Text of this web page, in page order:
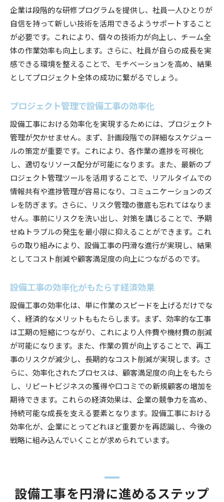
企業は段階的な研修プログラムを提供し、社員一人ひとりが
自信を持って新しい技術を活用できるようサポートすること
が必要です。これにより、個々の技術力が向上し、チーム全
体の作業効率も向上します。さらに、社員が自らの成長を実
感できる環境を整えることで、モチベーションを高め、結果
としてプロジェクト全体の成功に繋がるでしょう。
プロジェクト管理で設備工事の効率化
設備工事における効率化を実現するためには、プロジェクト
管理が欠かせません。まず、計画段階での詳細なスケジュー
ルの策定が重要です。これにより、各作業の進捗を可視化
し、適切なリソース配分が可能になります。また、最新のプ
ロジェクト管理ツールを活用することで、リアルタイムでの
情報共有や進捗管理が容易になり、コミュニケーションのズ
レを防ぎます。さらに、リスク管理の徹底も忘れてはなりま
せん。事前にリスクを洗い出し、対策を講じることで、予期
せぬトラブルの発生を最小限に抑えることができます。これ
らの取り組みにより、設備工事の円滑な進行が実現し、結果
としてコスト削減や顧客満足度の向上につながるのです。
設備工事の効率化がもたらす経済効果
設備工事の効率化は、単に作業のスピードを上げるだけでな
く、経済的なメリットももたらします。まず、効率的な工事
は工期の短縮につながり、これにより人件費や機材費の削減
が可能になります。また、作業の質が向上することで、再工
事のリスクが減少し、長期的なコスト削減が実現します。さ
らに、効率化されたプロセスは、顧客満足度の向上をもたら
し、リピートビジネスの獲得や口コミでの新規顧客の増加を
期待できます。これらの経済効果は、企業の競争力を高め、
持続可能な成長を支える要素となります。設備工事における
効率化が、企業にとってどれほど重要かを再認識し、今後の
戦略に組み込んでいくことが求められています。
設備工事を円滑に進めるステップ